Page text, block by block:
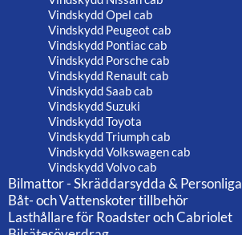
Vindskydd Opel cab
Vindskydd Peugeot cab
Vindskydd Pontiac cab
Vindskydd Porsche cab
Vindskydd Renault cab
Vindskydd Saab cab
Vindskydd Suzuki
Vindskydd Toyota
Vindskydd Triumph cab
Vindskydd Volkswagen cab
Vindskydd Volvo cab
Bilmattor - Skräddarsydda & Personliga
Båt- och Vattenskoter tillbehör
Lasthållare för Roadster och Cabriolet